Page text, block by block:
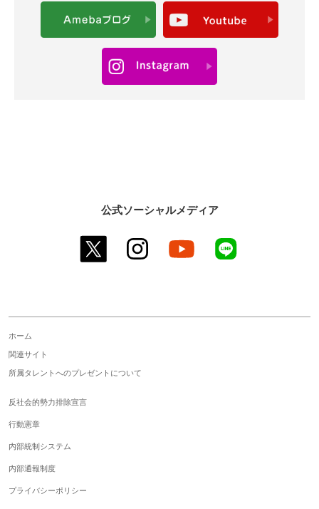
公式ソーシャルメディア
twitter instagram youtube
ホーム
関連サイト
所属タレントへのプレゼントについて
反社会的勢力排除宣言
行動憲章
内部統制システム
内部通報制度
プライバシーポリシー